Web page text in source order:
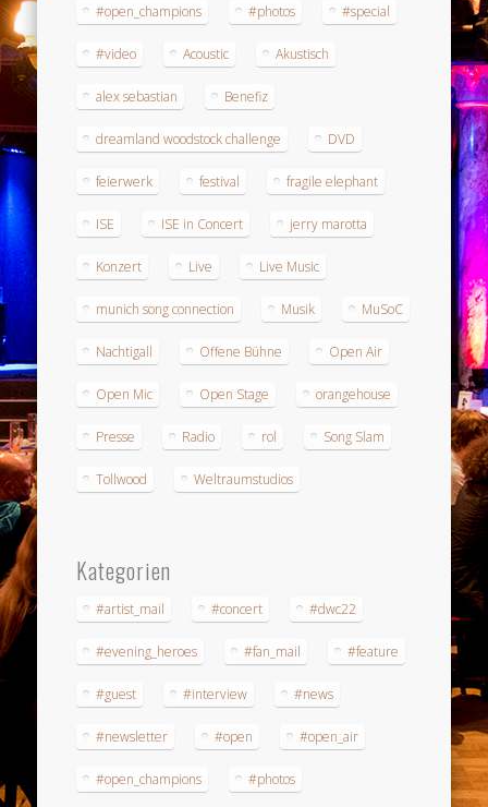
#open_champions #photos #special
#video Acoustic Akustisch
alex sebastian Benefiz
dreamland woodstock challenge DVD
feierwerk festival fragile elephant
ISE ISE in Concert jerry marotta
Konzert Live Live Music
munich song connection Musik MuSoC
Nachtigall Offene Bühne Open Air
Open Mic Open Stage orangehouse
Presse Radio rol Song Slam
Tollwood Weltraumstudios
Kategorien
#artist_mail #concert #dwc22
#evening_heroes #fan_mail #feature
#guest #interview #news
#newsletter #open #open_air
#open_champions #photos